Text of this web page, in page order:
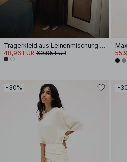
Trägerkleid aus Leinenmischung mit Krinkel-Effekt
48,96 EUR 69,95 EUR
-30% -